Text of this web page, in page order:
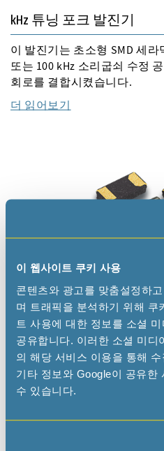
이 웹사이트 쿠키 사용
콘텐츠와 광고를 맞춤설정하
며 트래픽을 분석하기 위해 쿠
트 사용에 대한 정보를 소셜
공유합니다. 이러한 소셜 미디
의 해당 서비스 이용을 통해
기타 정보와 Google이 공유한
수 있습니다.
kHz 튜닝 포크 발진기
이 발진기는 초소형 SMD 세
또는 100 kHz 소리굽쇠 수정
회로를 결합시켰습니다.
더 읽어보기
32.768kHz 쿼츠 크리스탈
저주파 튜닝 포크 크리스탈
상태에서 기본 모드로 작동
상태입니다. 모든 제품들은
용하지 않았습니다.